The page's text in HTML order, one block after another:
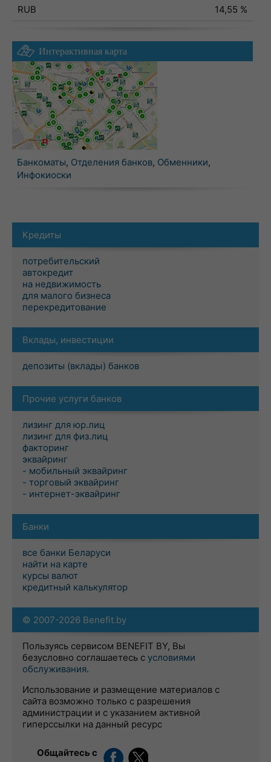
RUB
14,55 %
Интерактивная карта
Банкоматы, Отделения банков, Обменники,
Инфокиоски
Кредиты
потребительский
автокредит
на недвижимость
для малого бизнеса
перекредитование
Вклады, инвестиции
депозиты (вклады) банков
Прочие услуги банков
лизинг для юр.лиц
лизинг для физ.лиц
факторинг
эквайринг
- мобильный эквайринг
- торговый эквайринг
- интернет-эквайринг
Банки
все банки Беларуси
найти на карте
курсы валют
кредитный калькулятор
© 2007-2026 Benefit.by
Пользуясь сервисом BENEFIT BY, Вы
безусловно соглашаетесь с условиями
обслуживания.
Использование и размещение материалов с
сайта возможно только с разрешения
администрации и с указанием активной
гиперссылки на данный ресурс
Общайтесь с